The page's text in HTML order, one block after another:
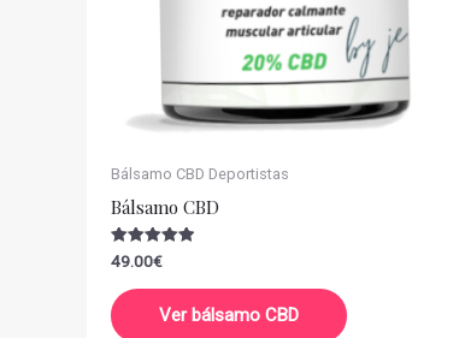
Bálsamo CBD Deportistas
Bálsamo CBD
Valorado
con
5.00
de 5
49.00€
Ver bálsamo CBD